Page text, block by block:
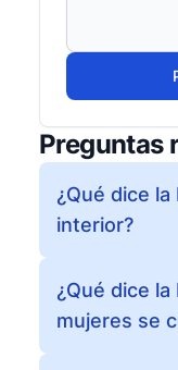
Preguntas
¿Qué dice
interior?
¿Qué dice
mujeres se